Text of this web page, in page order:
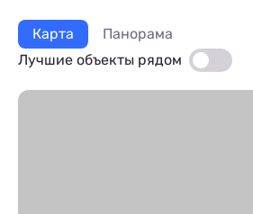
Карта
Панорама
Лучшие объекты рядом